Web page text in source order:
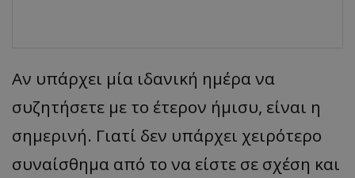
Αν υπάρχει μία ιδανική ημέρα να
συζητήσετε με το έτερον ήμισυ, είναι η
σημερινή. Γιατί δεν υπάρχει χειρότερο
συναίσθημα από το να είστε σε σχέση και